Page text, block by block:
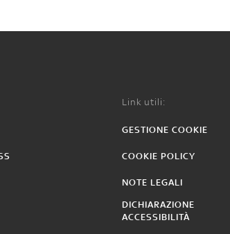
Link utili:
GESTIONE COOKIE
COOKIE POLICY
NOTE LEGALI
DICHIARAZIONE
ACCESSIBILITÀ